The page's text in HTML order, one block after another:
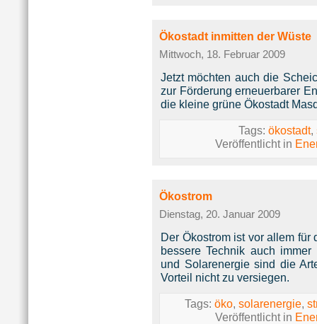
Ökostadt inmitten der Wüste
Mittwoch, 18. Februar 2009
Jetzt möchten auch die
zur Förderung erneuerbarer
die kleine grüne Ökostadt
Tags: ökostadt,
Veröffentlicht in
Ökostrom
Dienstag, 20. Januar 2009
Der Ökostrom ist vor allem
bessere Technik auch immer
und Solarenergie sind die
Vorteil nicht zu versiegen.
Tags: öko, solarenergie,
Veröffentlicht in